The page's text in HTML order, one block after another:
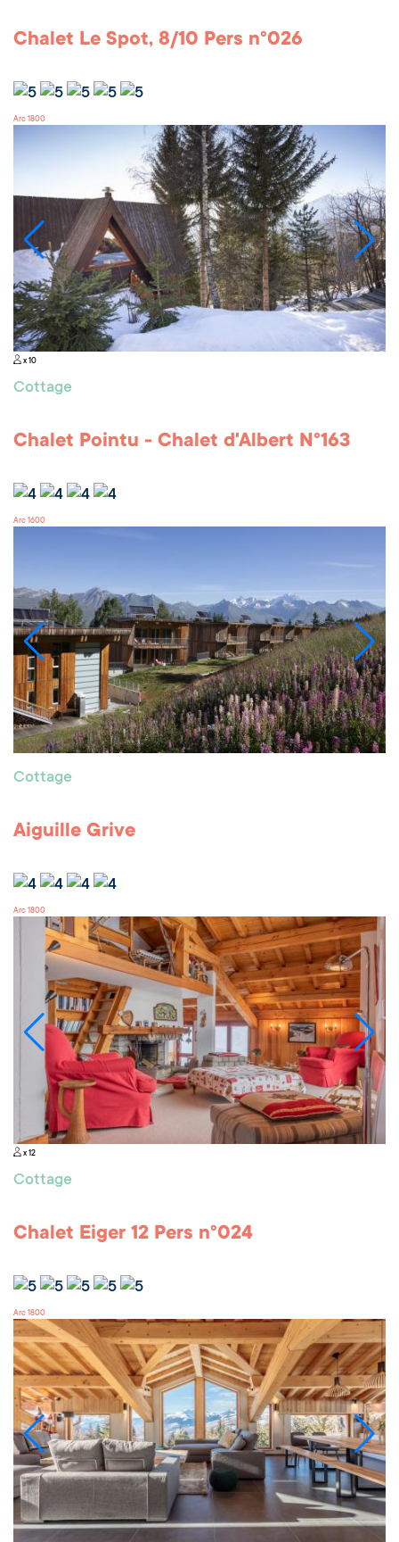
Chalet Le Spot, 8/10 Pers n°026
Arc 1800
x 10
Cottage
Chalet Pointu - Chalet d'Albert N°163
Arc 1600
Cottage
Aiguille Grive
Arc 1800
x 12
Cottage
Chalet Eiger 12 Pers n°024
Arc 1800